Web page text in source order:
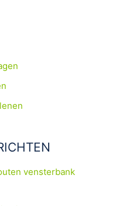
vensterbank